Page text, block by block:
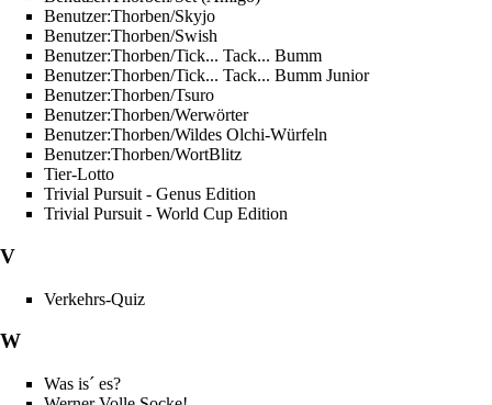
Benutzer:Thorben/Skyjo
Benutzer:Thorben/Swish
Benutzer:Thorben/Tick... Tack... Bumm
Benutzer:Thorben/Tick... Tack... Bumm Junior
Benutzer:Thorben/Tsuro
Benutzer:Thorben/Werwörter
Benutzer:Thorben/Wildes Olchi-Würfeln
Benutzer:Thorben/WortBlitz
Tier-Lotto
Trivial Pursuit - Genus Edition
Trivial Pursuit - World Cup Edition
V
Verkehrs-Quiz
W
Was is´ es?